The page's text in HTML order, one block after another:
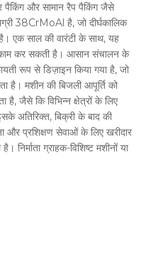
पैकिंग और सामान रैप पैकिंग जैसे
38CrMoAl है, जो दीर्घकालिक
एक साल की वारंटी के साथ, यह
कर सकती है। आसान संचालन के
रूप से डिज़ाइन किया गया है, जो
है। मशीन की बिजली आपूर्ति को
जैसे कि विभिन्न क्षेत्रों के लिए
बिक्री के बाद की
और प्रशिक्षण सेवाओं के लिए खरीदार
ग्राहक-विशिष्ट मशीनों या